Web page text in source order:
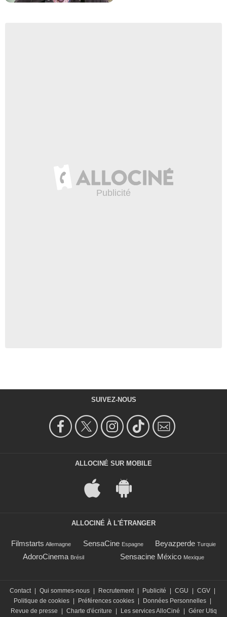
SUIVEZ-NOUS
ALLOCINÉ SUR MOBILE
ALLOCINÉ À L'ÉTRANGER
Filmstarts Allemagne SensaCine Espagne Beyazperde Turquie
AdoroCinema Brésil Sensacine México Mexique
Contact | Qui sommes-nous | Recrutement | Publicité | CGU | CGV |
Politique de cookies | Préférences cookies | Données Personnelles |
Revue de presse
| Charte d'écriture | Les services AlloCiné | Gérer Utiq